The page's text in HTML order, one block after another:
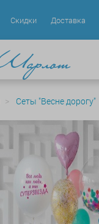
Скидки Доставка
Сеты "Весне дорогу"